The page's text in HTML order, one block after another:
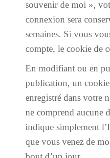
souvenir de moi »,
connexion sera
semaines. Si vous
compte, le cookie de
En modifiant ou en
publication, un cookie
enregistré dans votre
ne comprend aucune
indique simplement
que vous venez de